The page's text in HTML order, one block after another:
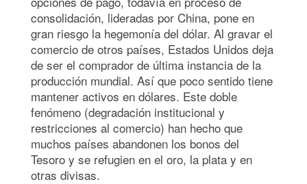
consolidación, lideradas por China, pone en
gran riesgo la hegemonía del dólar. Al gravar el
comercio de otros países, Estados Unidos deja
de ser el comprador de última instancia de la
producción mundial. Así que poco sentido tiene
mantener activos en dólares. Este doble
fenómeno (degradación institucional y
restricciones al comercio) han hecho que
muchos países abandonen los bonos del
Tesoro y se refugien en el oro, la plata y en
otras divisas.